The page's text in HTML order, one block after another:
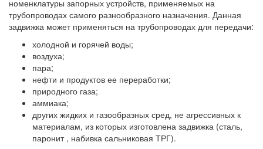
номенклатуры запорных устройств, применяемых на
трубопроводах самого разнообразного назначения. Данная
задвижка может применяться на трубопроводах для передачи:
холодной и горячей воды;
воздуха;
пара;
нефти и продуктов ее переработки;
природного газа;
аммиака;
других жидких и газообразных сред, не агрессивных к
материалам, из которых изготовлена задвижка (сталь,
паронит , набивка сальниковая ТРГ).